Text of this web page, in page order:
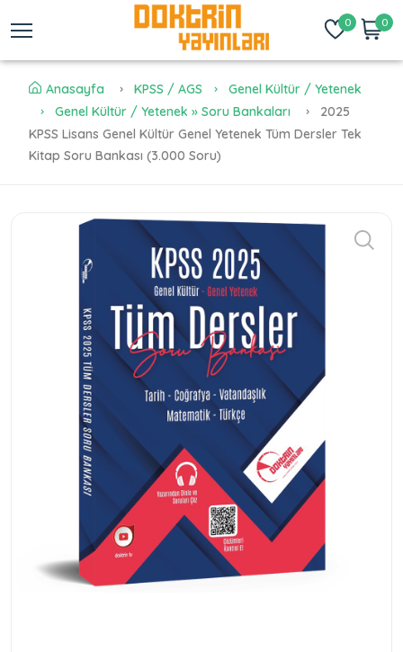
0 0
Anasayfa KPSS / AGS
Genel Kültür / Yetenek
Genel Kültür / Yetenek » Soru Bankaları
2025
KPSS Lisans Genel Kültür Genel Yetenek Tüm Dersler Tek
Kitap Soru Bankası (3.000 Soru)